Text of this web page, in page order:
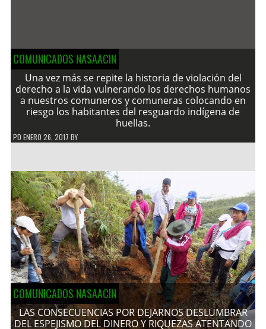
COMUNICADOS NASAACIN
Una vez más se repite la historia de violación del
derecho a la vida vulnerando los derechos humanos
a nuestros comuneros y comuneras colocando en
riesgo los habitantes del resguardo indígena de
huellas.
PD ENERO 26, 2017 BY
COMUNICADOS NASAACIN
LAS CONSECUENCIAS POR DEJARNOS DESLUMBRAR
DEL ESPEJISMO DEL DINERO Y RIQUEZAS ATENTANDO